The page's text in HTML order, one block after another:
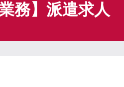
務】派遣求人